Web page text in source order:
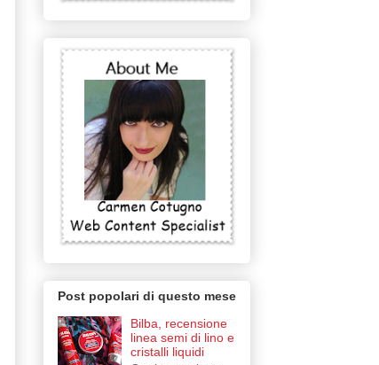
Post popolari di questo mese
Bilba, recensione
linea semi di lino e
cristalli liquidi